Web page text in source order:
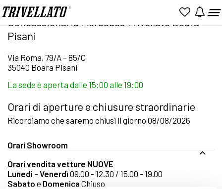
Home
Concessionaria Mercedes Trivellato Boara
Pisani
Via Roma, 79/A – 85/C
35040 Boara Pisani
La sede è aperta dalle 15:00 alle 19:00
Orari di aperture e chiusure straordinarie
Ricordiamo che saremo chiusi il giorno 08/08/2026
Orari Showroom
Orari vendita vetture NUOVE
Lunedì - Venerdì 09.00 - 12.30 / 15.00 - 19.00
Sabato e Domenica Chiuso